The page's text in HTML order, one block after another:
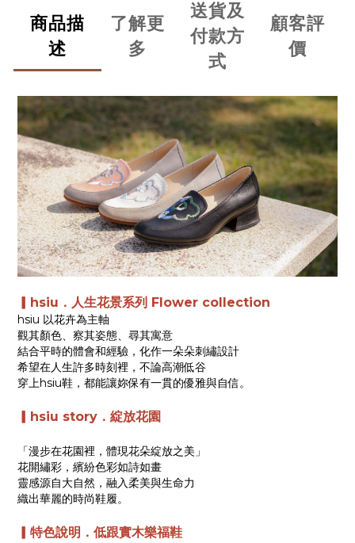
商品描
述
了解更
多
送貨及
付款方
式
顧客評
價
▎hsiu．人生花景系列 Flower collection
hsiu 以花卉為主軸
觀其顏色、察其姿態、尋其寓意
結合平時的體會和經驗，化作一朵朵刺繡設計
希望在人生許多時刻裡，不論高潮低谷
穿上hsiu鞋，都能讓妳保有一貫的優雅與自信。
▎hsiu story．綻放花園
「漫步在花園裡，體現花朵綻放之美」
花開繡彩，繽紛色彩如詩如畫
靈感源自大自然，融入柔美與生命力
織出華麗的時尚鞋履。
特色說明．低跟實木樂福鞋